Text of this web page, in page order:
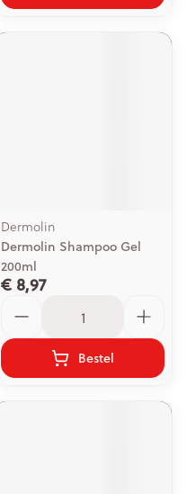
Dermolin
Dermolin Shampoo Gel
200ml
€ 8,97
Bestel